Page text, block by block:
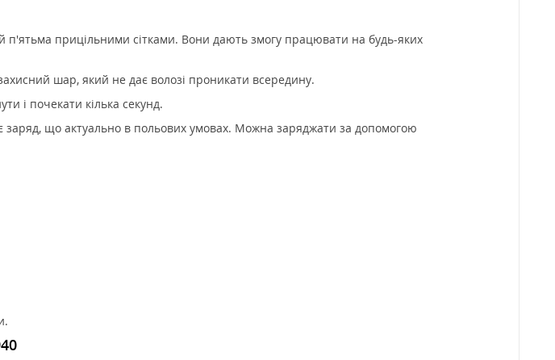
прицільними сітками. Вони дають змогу працювати на будь-яких
шар, який не дає волозі проникати всередину.
і почекати кілька секунд.
заряд, що актуально в польових умовах. Можна заряджати за допомогою